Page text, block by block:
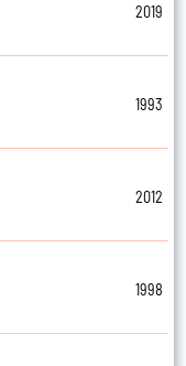
2019
1993
2012
1998